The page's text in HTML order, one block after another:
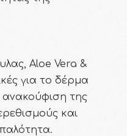
Aloe Vera &
για το δέρμα
ανακούφιση της
και